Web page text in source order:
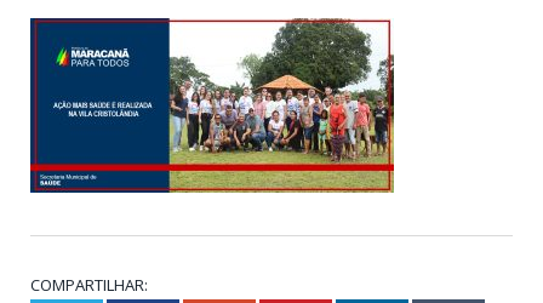
COMPARTILHAR: